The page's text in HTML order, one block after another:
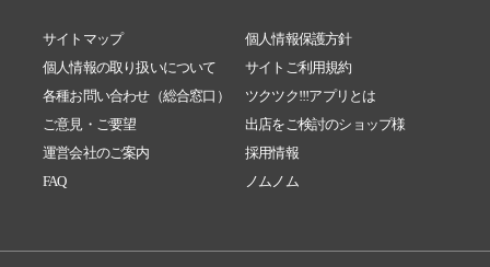
サイトマップ
個人情報保護方針
個人情報の取り扱いについて
サイトご利用規約
各種お問い合わせ（総合窓口）
ツクツク!!!アプリとは
ご意見・ご要望
出店をご検討のショップ様
運営会社のご案内
採用情報
FAQ
ノムノム